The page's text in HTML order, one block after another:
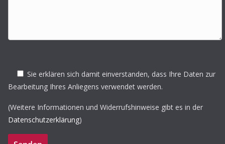
Sie erklären sich damit einverstanden, dass Ihre Daten zur
Bearbeitung Ihres Anliegens verwendet werden.
(Weitere Informationen und Widerrufshinweise gibt es in der
Datenschutzerklärung)